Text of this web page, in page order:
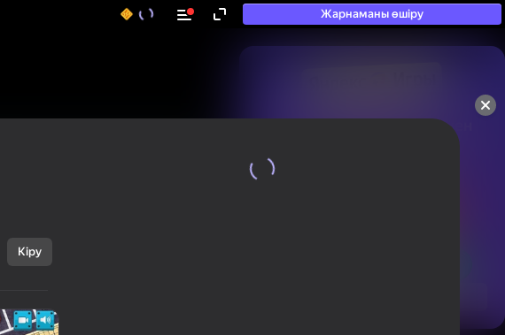
Жарнаманы өшіру
50+ топ ойындар, олармен
Кіру